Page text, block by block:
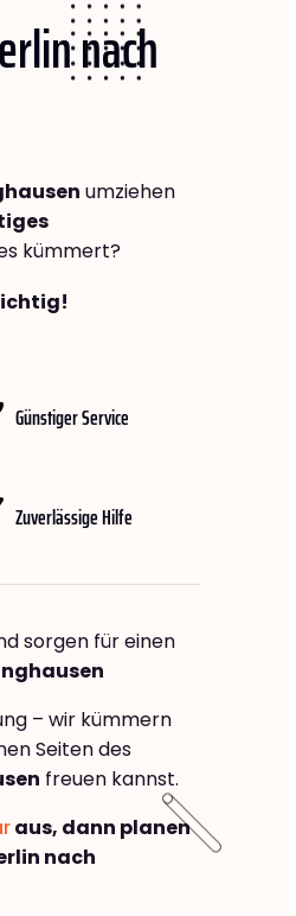
nach
umziehen
kümmert?
Günstiger Service
Zuverlässige Hilfe
sorgen für einen
– wir kümmern
Seiten des
freuen kannst.
aus, dann planen
nach